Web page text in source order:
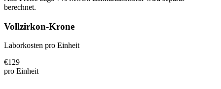
berechnet.
Vollzirkon-Krone
Laborkosten pro Einheit
€129
pro Einheit